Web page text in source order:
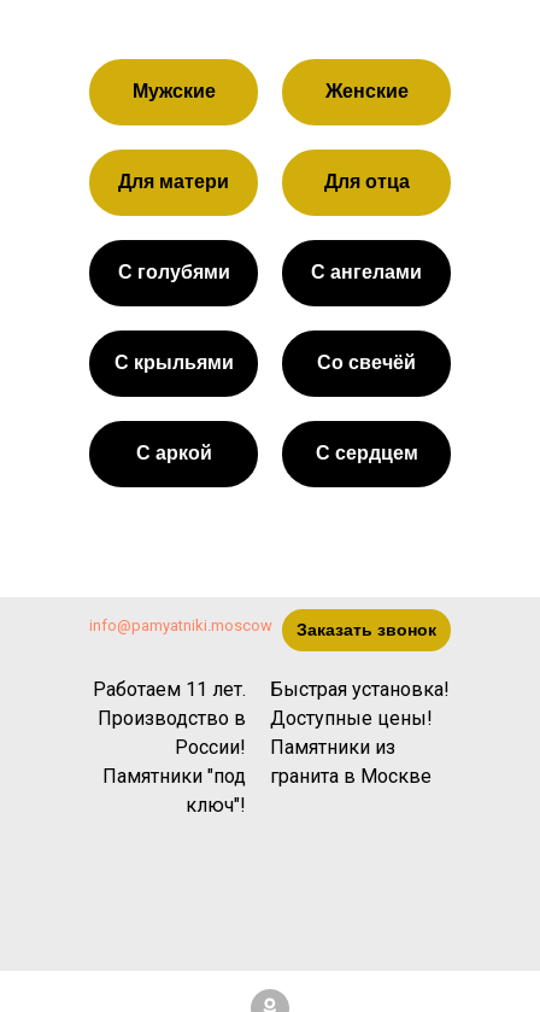
Мужские Женские
Для отца
Для матери
С ангелами
С голубями
Со свечёй
С сердцем
С аркой
С крыльями
Работаем 11 лет.
Производство в
России!
Памятники "под
ключ"!
info@pamyatniki.moscow
Быстрая установка!
Доступные цены!
Памятники из
гранита в Москве
Заказать звонок